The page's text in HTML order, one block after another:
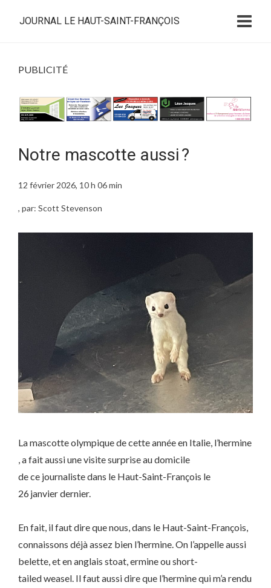
JOURNAL LE HAUT-SAINT-FRANÇOIS
PUBLICITÉ
Notre mascotte aussi ?
12 février 2026, 10 h 06 min
, par: Scott Stevenson
La mascotte olympique de cette année en Italie, l’hermine
, a fait aussi une visite surprise au domicile
de ce journaliste dans le Haut-Saint-François le
26 janvier dernier.
En fait, il faut dire que nous, dans le Haut-Saint-François,
connaissons déjà assez bien l’hermine. On l’appelle aussi
belette, et en anglais stoat, ermine ou short-
tailed weasel. Il faut aussi dire que l’hermine qui m’a rendu